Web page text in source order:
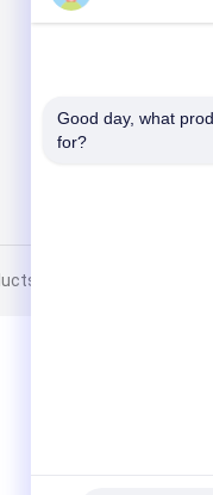
Co. Ltd. All Rights
Good day, what
for?